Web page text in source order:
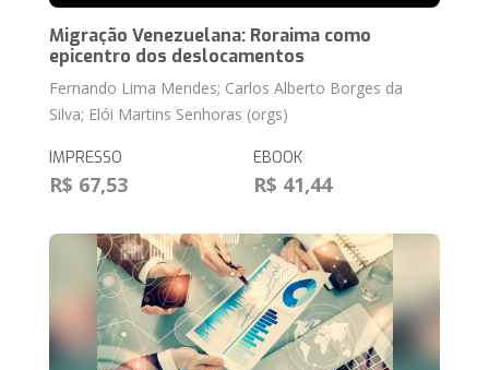
Migração Venezuelana: Roraima como
epicentro dos deslocamentos
Fernando Lima Mendes; Carlos Alberto Borges da
Silva; Elói Martins Senhoras (orgs)
IMPRESSO
R$ 67,53
EBOOK
R$ 41,44